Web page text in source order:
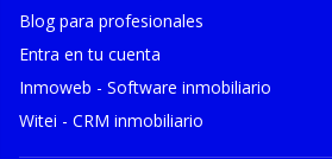
Blog para profesionales
Entra en tu cuenta
Inmoweb - Software inmobiliario
Witei - CRM inmobiliario